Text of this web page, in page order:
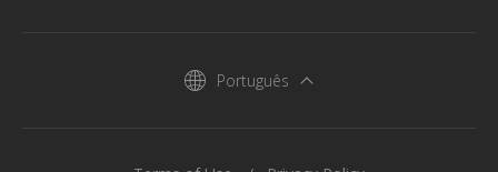
Português